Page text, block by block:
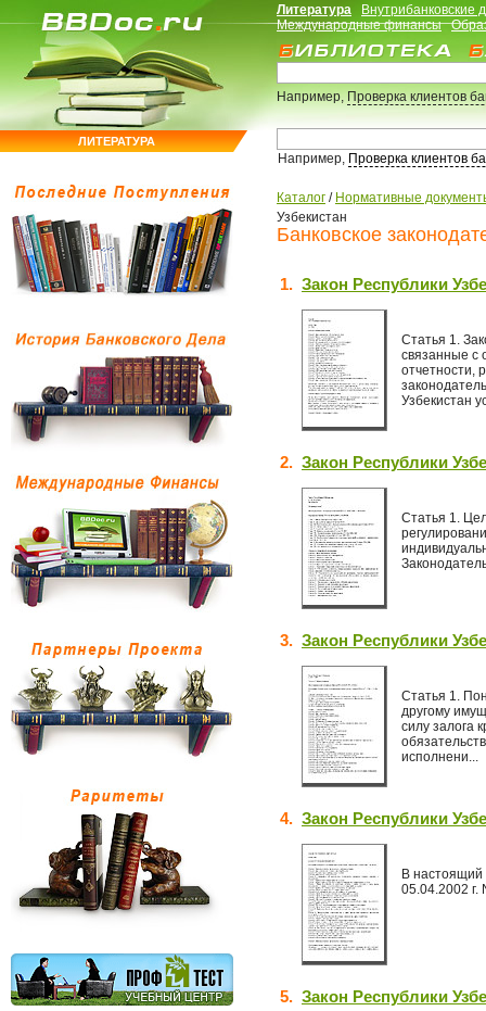
ЛИТЕРАТУРА
Литература
Внутрибанковские
Международные финансы
Например,Проверка клиентов
Например, Проверка клиентов
Каталог / Нормативные
Узбекистан
Банковское
1. Закон Республики
Статья 1.
связанные с
отчетности,
Узбекистан
2. Закон Республики
Статья 1.
3. Закон Республики
Статья 1.
другому
силу залога
исполнени...
4. Закон Республики
В настоящий
05.04.2002 г.
5. Закон Республики